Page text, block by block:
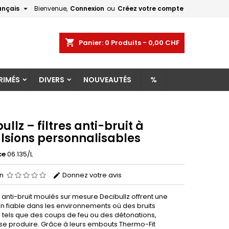
Bienvenue, Connexion ou Créez votre compte

shopping_cart Panier: 0 Produits - 0,00 CHF
DIVERS NOUVEAUTÉS %
– filtres anti-bruit à
personnalisables
06.135/L
Donnez votre avis
anti-bruit moulés sur mesure Decibullz offrent une
fiable dans les environnements où des bruits
tels que des coups de feu ou des détonations,
produire. Grâce à leurs embouts Thermo-Fit